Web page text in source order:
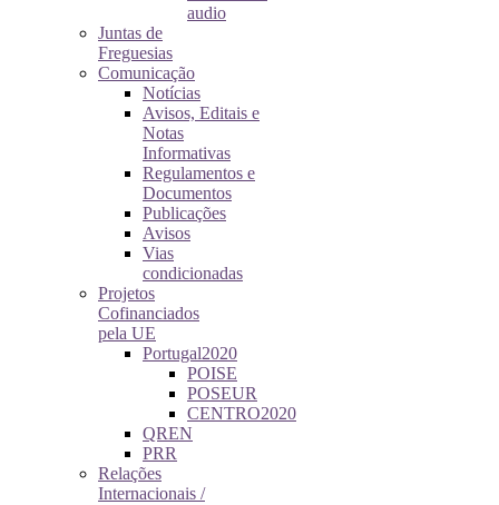
audio
Juntas de
Freguesias
Comunicação
Notícias
Avisos, Editais e
Notas
Informativas
Regulamentos e
Documentos
Publicações
Avisos
Vias
condicionadas
Projetos
Cofinanciados
pela UE
Portugal2020
POISE
POSEUR
CENTRO2020
QREN
PRR
Relações
Internacionais /